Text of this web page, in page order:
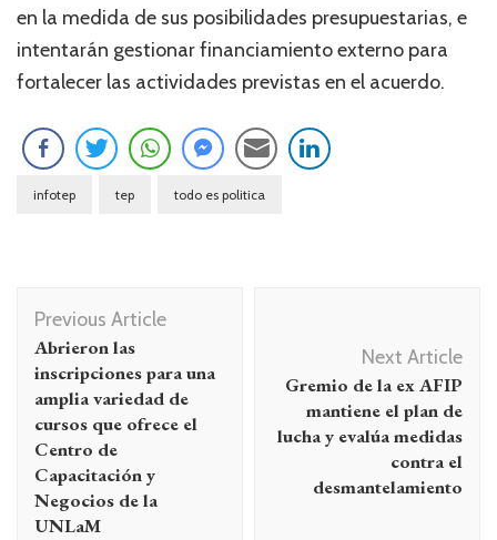
en la medida de sus posibilidades presupuestarias, e
intentarán gestionar financiamiento externo para
fortalecer las actividades previstas en el acuerdo.
infotep tep todo es politica
Navegación
de
entradas
Previous Article
Abrieron las
inscripciones para una
amplia variedad de
cursos que ofrece el
Centro de
Capacitación y
Negocios de la
UNLaM
Next Article
Gremio de la ex AFIP
mantiene el plan de
lucha y evalúa medidas
contra el
desmantelamiento